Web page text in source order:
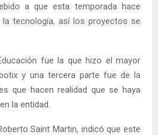
a que esta temporada hace
tecnología, así los proyectos se
fue la que hizo el mayor
y una tercera parte fue de la
que hacen realidad que se haya
la entidad.
Saint Martin, indicó que este